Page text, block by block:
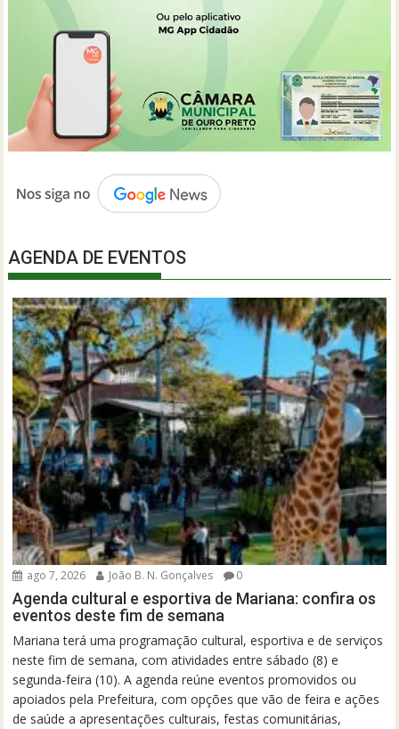
AGENDA DE EVENTOS
ago 7, 2026 João B. N. Gonçalves 0
Agenda cultural e esportiva de Mariana: confira os
eventos deste fim de semana
Mariana terá uma programação cultural, esportiva e de serviços
neste fim de semana, com atividades entre sábado (8) e
segunda-feira (10). A agenda reúne eventos promovidos ou
apoiados pela Prefeitura, com opções que vão de feira e ações
de saúde a apresentações culturais, festas comunitárias,